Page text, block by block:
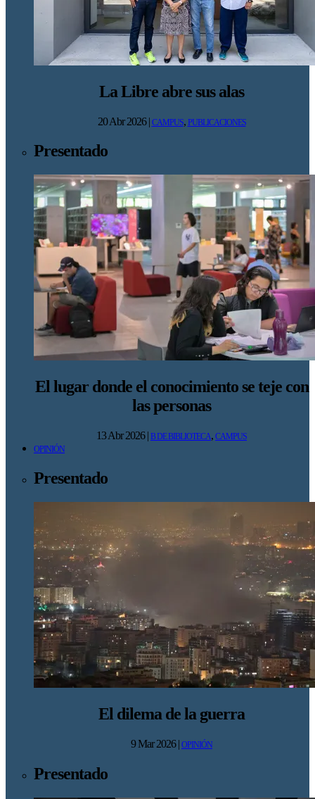
La Libre abre sus alas
20 Abr 2026| CAMPUS, PUBLICACIONES
Presentado
El lugar donde el conocimiento se teje con
las personas
13 Abr 2026| B DE BIBLIOTECA, CAMPUS
OPINIÓN
Presentado
El dilema de la guerra
9 Mar 2026| OPINIÓN
Presentado